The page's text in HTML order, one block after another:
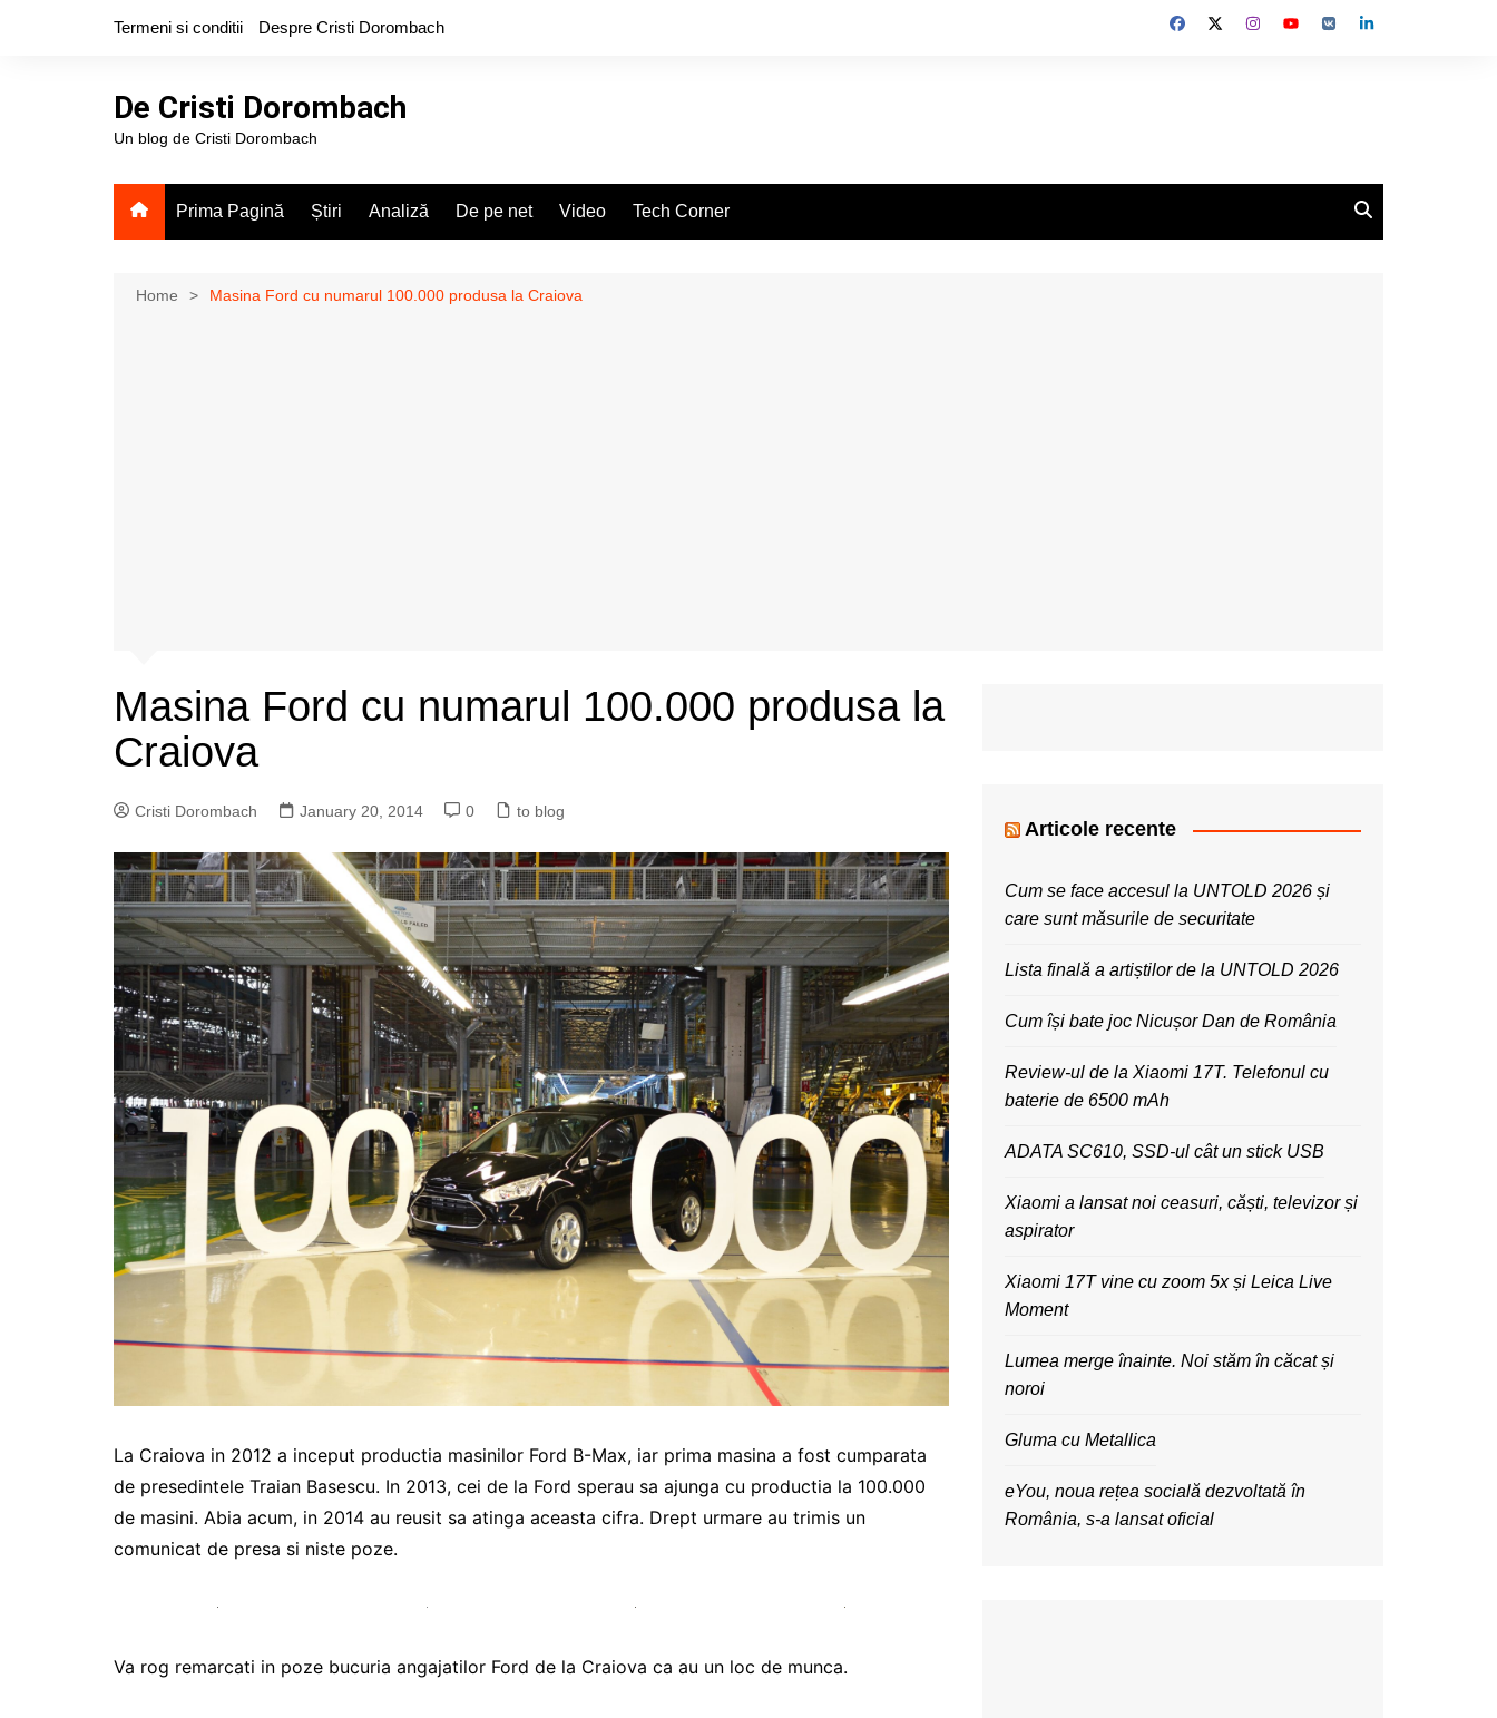
Termeni si conditii Despre Cristi Dorombach
De Cristi Dorombach
Un blog de Cristi Dorombach
Prima Pagină Știri Analiză De pe net Video Tech Corner
Home Masina Ford cu numarul 100.000 produsa la Craiova
Masina Ford cu numarul 100.000 produsa la
Craiova
Cristi Dorombach January 20, 2014 0 to blog
La Craiova in 2012 a inceput productia masinilor Ford B-Max, iar prima masina a fost cumparata
de presedintele Traian Basescu. In 2013, cei de la Ford sperau sa ajunga cu productia la 100.000
de masini. Abia acum, in 2014 au reusit sa atinga aceasta cifra. Drept urmare au trimis un
comunicat de presa si niste poze.
Va rog remarcati in poze bucuria angajatilor Ford de la Craiova ca au un loc de munca.
Articole recente
Cum se face accesul la UNTOLD 2026 și
care sunt măsurile de securitate
Lista finală a artiștilor de la UNTOLD 2026
Cum își bate joc Nicușor Dan de România
Review-ul de la Xiaomi 17T. Telefonul cu
baterie de 6500 mAh
ADATA SC610, SSD-ul cât un stick USB
Xiaomi a lansat noi ceasuri, căști, televizor și
aspirator
Xiaomi 17T vine cu zoom 5x și Leica Live
Moment
Lumea merge înainte. Noi stăm în căcat și
noroi
Gluma cu Metallica
eYou, noua rețea socială dezvoltată în
România, s-a lansat oficial